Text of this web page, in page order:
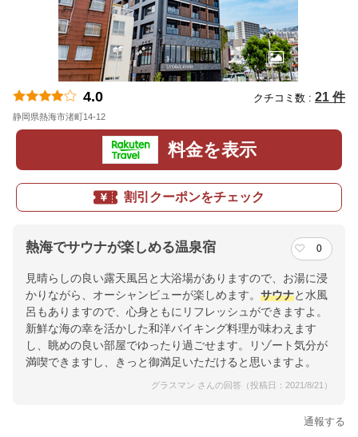
4.0 クチコミ数 : 21 件
静岡県熱海市渚町14-12
料金を表示
割引クーポンをチェック
熱海でサウナが楽しめる温泉宿 0
見晴らしの良い露天風呂と大浴場がありますので、お湯に浸
かりながら、オーシャンビューが楽しめます。 サウナと水風
呂もありますので、心身ともにリフレッシュができますよ。
新鮮な海の幸を活かした和洋バイキング料理が味わえます
し、眺めの良い部屋でゆったり過ごせます。リゾート気分が
満喫できますし、きっと御満足いただけると思いますよ。
グラスマン さんの回答（投稿日：2021/8/21）
通報する